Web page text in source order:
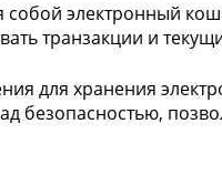
электронный
транзакции и
для хранения
безопасностью,